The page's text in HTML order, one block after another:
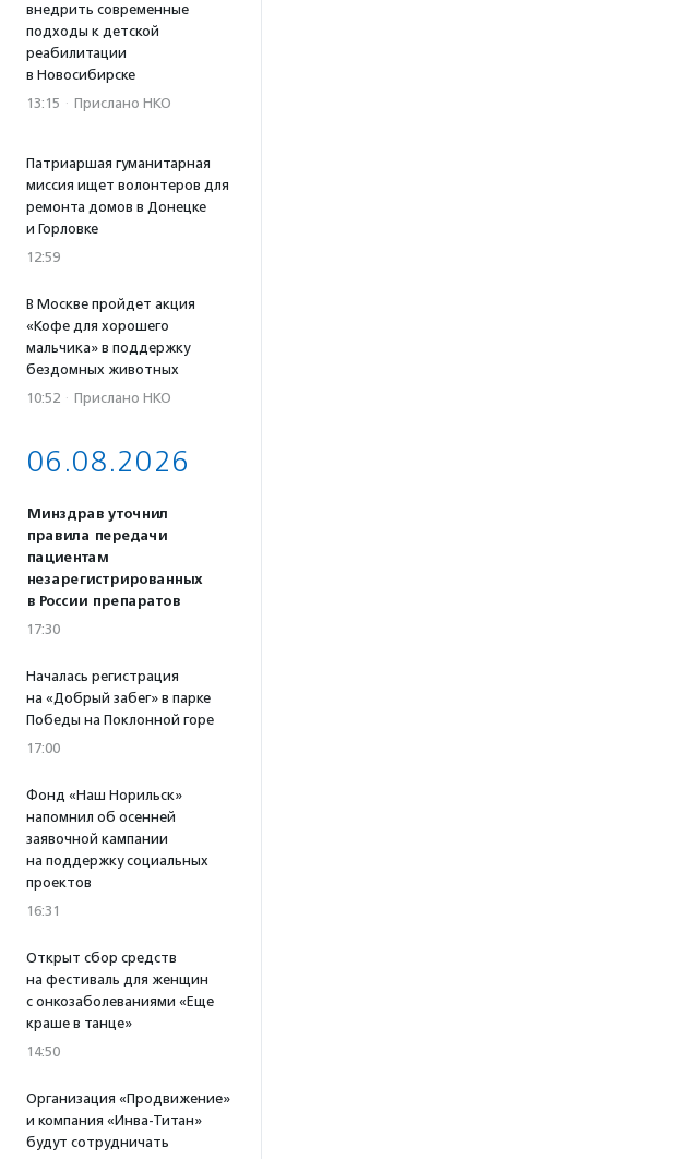
внедрить современные
подходы к детской
реабилитации
в Новосибирске
13:15 · Прислано НКО
Патриаршая гуманитарная
миссия ищет волонтеров для
ремонта домов в Донецке
и Горловке
12:59
В Москве пройдет акция
«Кофе для хорошего
мальчика» в поддержку
бездомных животных
10:52 · Прислано НКО
06.08.2026
Минздрав уточнил
правила передачи
пациентам
незарегистрированных
в России препаратов
17:30
Началась регистрация
на «Добрый забег» в парке
Победы на Поклонной горе
17:00
Фонд «Наш Норильск»
напомнил об осенней
заявочной кампании
на поддержку социальных
проектов
16:31
Открыт сбор средств
на фестиваль для женщин
с онкозаболеваниями «Еще
краше в танце»
14:50
Организация «Продвижение»
и компания «Инва-Титан»
будут сотрудничать